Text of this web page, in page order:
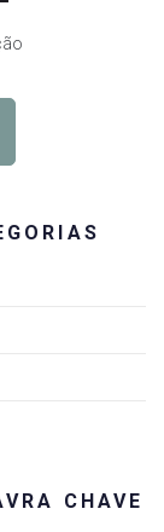
CHAVE